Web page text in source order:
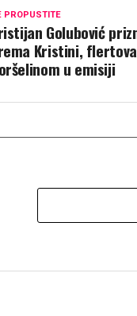
PROPUSTITE
Golubović
Kristini,
u emisiji